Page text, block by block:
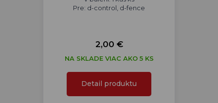
Pre: d-control, d-fence
2,00 €
NA SKLADE VIAC AKO 5 KS
Detail produktu